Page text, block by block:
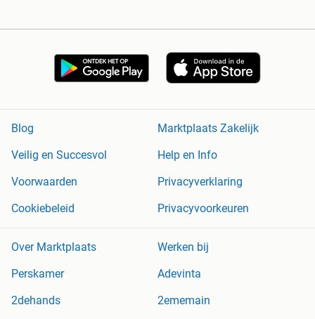
Blog
Marktplaats Zakelijk
Veilig en Succesvol
Help en Info
Voorwaarden
Privacyverklaring
Cookiebeleid
Privacyvoorkeuren
Over Marktplaats
Werken bij
Perskamer
Adevinta
2dehands
2ememain